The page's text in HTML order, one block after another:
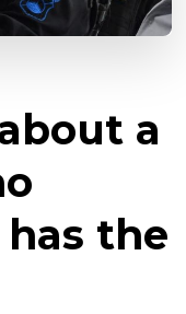
a
has the